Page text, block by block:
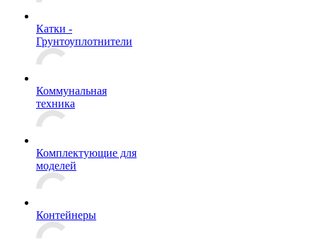
Катки -
Грунтоуплотнители
Коммунальная
техника
Комплектующие для
моделей
Контейнеры